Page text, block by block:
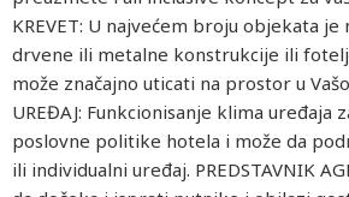
KREVET: U najvećem broju objekata je
drvene ili metalne konstrukcije ili
može značajno uticati na prostor u
UREĐAJ: Funkcionisanje klima uređaja
poslovne politike hotela i može da
ili individualni uređaj. PREDSTAVNIK